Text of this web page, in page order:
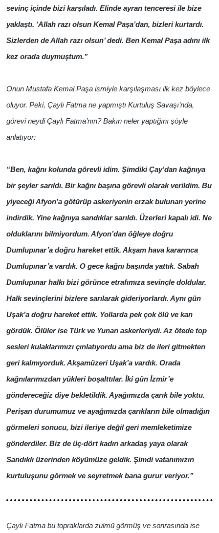
sevinç içinde bizi karşıladı. Elinde ayran tenceresi ile bize
yaklaştı. ‘Allah razı olsun Kemal Paşa’dan, bizleri kurtardı.
Sizlerden de Allah razı olsun’ dedi. Ben Kemal Paşa adını ilk
kez orada duymuştum.”
Onun Mustafa Kemal Paşa ismiyle karşılaşması ilk kez böylece
oluyor. Peki, Çaylı Fatma ne yapmıştı Kurtuluş Savaşı’nda,
görevi neydi Çaylı Fatma’nın? Bakın neler yaptığını şöyle
anlatıyor:
“Ben, kağnı kolunda görevli idim. Şimdiki Çay’dan kağnıya
bir şeyler sarıldı. Bir kağnı başına görevli olarak verildim. Bu
yiyeceği Afyon’a götürüp askeriyenin erzak bulunan yerine
indirdik. Yine kağnıya sandıklar sarıldı. Üzerleri kapalı idi. Ne
olduklarını bilmiyordum. Afyon’dan öğleye doğru
Dumlupınar’a doğru hareket ettik. Akşam hava kararınca
Dumlupınar’a vardık. O gece kağnı başında yattık. Sabah
Dumlupınar halkı bizi görünce etrafımıza sevinçle doldular.
Halk sevinçlerini bizlere sarılarak gideriyorlardı. Aynı gün
Uşak’a doğru hareket ettik. Yollarda pek çok ölü ve kan
gördük. Ölüler ise Türk ve Yunan askerleriydi. Az ötede top
sesleri kulaklarımızı çınlatıyordu ama biz de ileri gitmekten
geri kalmıyorduk. Akşamüzeri Uşak’a vardık. Orada
kağnılarımızdan yükleri boşalttılar. İki gün İzmir’e
göndereceğiz diye bekletildik. Ayağımızda çarık bile yoktu.
Perişan durumumuz ve ayağımızda çarıkların bile olmadığın
görmeleri sonucu, bizi ileriye değil geri memleketimize
gönderdiler. Biz de üç-dört kadın arkadaş yaya olarak
Sandıklı üzerinden köyümüze geldik. Şimdi vatanımızın
kurtuluşunu görmek ve seyretmek bana gurur veriyor.”
Çaylı Fatma bu topraklarda zulmü görmüş ve sonrasında ise